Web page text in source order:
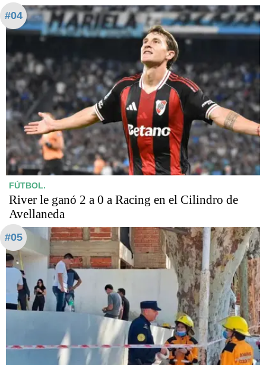
#04
FÚTBOL.
River le ganó 2 a 0 a Racing en el Cilindro de
Avellaneda
#05